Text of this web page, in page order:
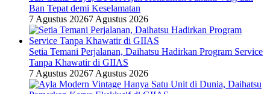
Ban Tepat demi Keselamatan
7 Agustus 20267 Agustus 2026
Setia Temani Perjalanan, Daihatsu Hadirkan Program Service
Tanpa Khawatir di GIIAS
7 Agustus 20267 Agustus 2026